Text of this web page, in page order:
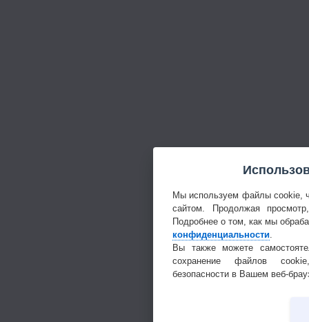
Мы используем файлы cookie,
сайтом. Продолжая
Подробнее о том, как мы
конфиденциальности
Вы также можете
сохранение файлов
безопасности в Вашем веб-